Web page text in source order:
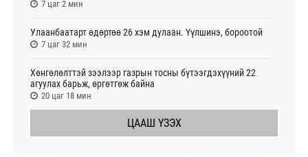
7 цаг 2 мин
Улаанбаатарт өдөртөө 26 хэм дулаан. Үүлшинэ, бороотой
7 цаг 32 мин
Хөнгөлөлттэй зээлээр газрын тосны бүтээгдэхүүний 22
агуулах барьж, өргөтгөж байна
20 цаг 18 мин
ЦААШ ҮЗЭХ